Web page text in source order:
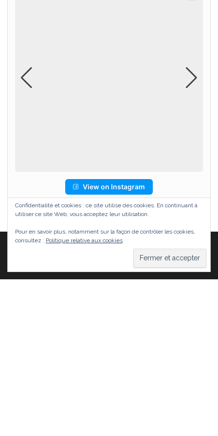
View on Instagram
WordPress |Thème :Head
Confidentialité et cookies : ce site utilise des cookies. En continuant à
utiliser ce site Web, vous acceptez leur utilisation.
Pour en savoir plus, notamment sur la façon de contrôler les cookies,
consultez : Politique relative aux cookies